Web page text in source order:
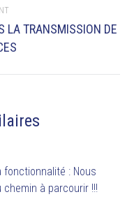
LA TRANSMISSION DE
fonctionnalité : Nous
à parcourir !!!